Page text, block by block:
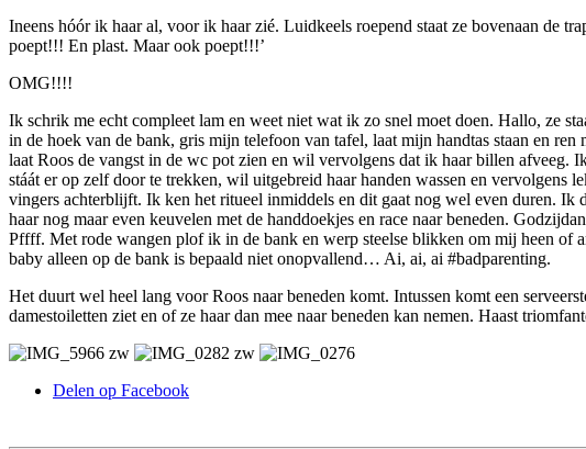
Ineens hóór ik haar al, voor ik haar zié. Luidkeels roepend staat ze bovenaan
poept!!! En plast. Maar ook poept!!!’
OMG!!!!
Ik schrik me echt compleet lam en weet niet wat ik zo snel moet doen. Hallo, ze
in de hoek van de bank, gris mijn telefoon van tafel, laat mijn handtas staan en
laat Roos de vangst in de wc pot zien en wil vervolgens dat ik haar billen afveeg.
stáát er op zelf door te trekken, wil uitgebreid haar handen wassen en vervolgens
vingers achterblijft. Ik ken het ritueel inmiddels en dit gaat nog wel even duren. Ik
haar nog maar even keuvelen met de handdoekjes en race naar beneden.
Pffff. Met rode wangen plof ik in de bank en werp steelse blikken om mij heen of
baby alleen op de bank is bepaald niet onopvallend… Ai, ai, ai #badparenting.
Het duurt wel heel lang voor Roos naar beneden komt. Intussen komt een
damestoiletten ziet en of ze haar dan mee naar beneden kan nemen. Haast
Delen op Facebook